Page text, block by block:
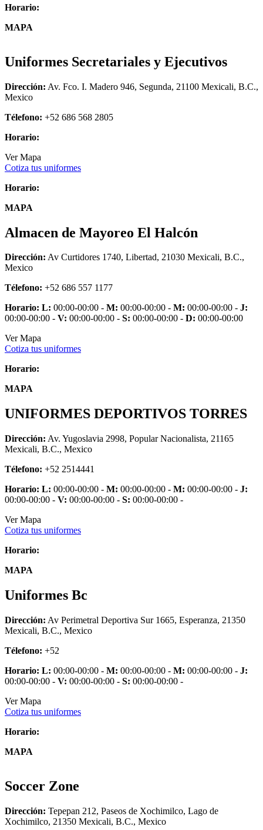
Horario:
MAPA
Uniformes Secretariales y Ejecutivos
Dirección: Av. Fco. I. Madero 946, Segunda, 21100 Mexicali, B.C.,
Mexico
Télefono: +52 686 568 2805
Horario:
Ver Mapa
Cotiza tus uniformes
Horario:
MAPA
Almacen de Mayoreo El Halcón
Dirección: Av Curtidores 1740, Libertad, 21030 Mexicali, B.C.,
Mexico
Télefono: +52 686 557 1177
Horario: L: 00:00-00:00 - M: 00:00-00:00 - M: 00:00-00:00 - J:
00:00-00:00 - V: 00:00-00:00 - S: 00:00-00:00 - D: 00:00-00:00
Ver Mapa
Cotiza tus uniformes
Horario:
MAPA
UNIFORMES DEPORTIVOS TORRES
Dirección: Av. Yugoslavia 2998, Popular Nacionalista, 21165
Mexicali, B.C., Mexico
Télefono: +52 2514441
Horario: L: 00:00-00:00 - M: 00:00-00:00 - M: 00:00-00:00 - J:
00:00-00:00 - V: 00:00-00:00 - S: 00:00-00:00 -
Ver Mapa
Cotiza tus uniformes
Horario:
MAPA
Uniformes Bc
Dirección: Av Perimetral Deportiva Sur 1665, Esperanza, 21350
Mexicali, B.C., Mexico
Télefono: +52
Horario: L: 00:00-00:00 - M: 00:00-00:00 - M: 00:00-00:00 - J:
00:00-00:00 - V: 00:00-00:00 - S: 00:00-00:00 -
Ver Mapa
Cotiza tus uniformes
Horario:
MAPA
Soccer Zone
Dirección: Tepepan 212, Paseos de Xochimilco, Lago de
Xochimilco, 21350 Mexicali, B.C., Mexico